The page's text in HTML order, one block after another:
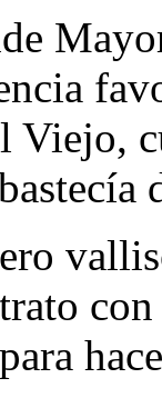
Viejo,